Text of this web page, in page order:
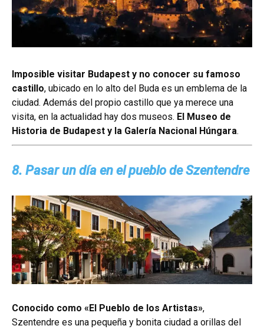
Imposible visitar Budapest y no conocer su famoso
castillo, ubicado en lo alto del Buda es un emblema de la
ciudad. Además del propio castillo que ya merece una
visita, en la actualidad hay dos museos. El Museo de
Historia de Budapest y la Galería Nacional Húngara.
8. Pasar un día en el pueblo de Szentendre
Conocido como «El Pueblo de los Artistas»,
Szentendre es una pequeña y bonita ciudad a orillas del